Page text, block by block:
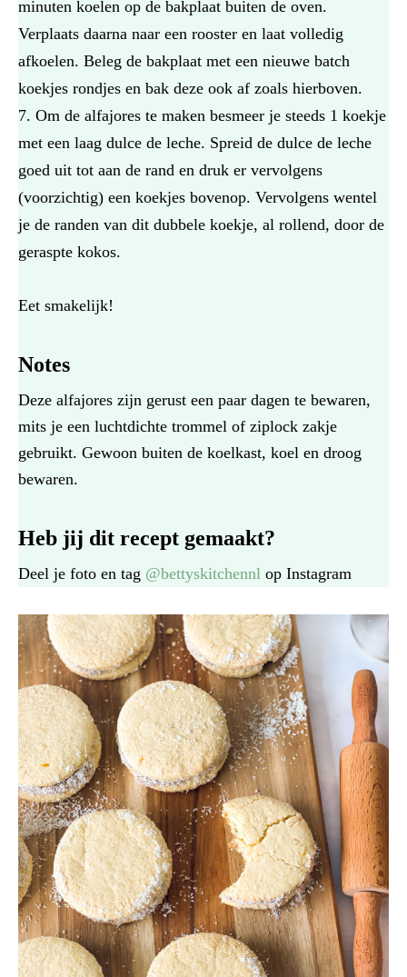
minuten koelen op de bakplaat buiten de oven.
Verplaats daarna naar een rooster en laat volledig
afkoelen. Beleg de bakplaat met een nieuwe batch
koekjes rondjes en bak deze ook af zoals hierboven.
Om de alfajores te maken besmeer je steeds 1 koekje
met een laag dulce de leche. Spreid de dulce de leche
goed uit tot aan de rand en druk er vervolgens
(voorzichtig) een koekjes bovenop. Vervolgens wentel
je de randen van dit dubbele koekje, al rollend, door de
geraspte kokos.
Eet smakelijk!
Notes
Deze alfajores zijn gerust een paar dagen te bewaren,
mits je een luchtdichte trommel of ziplock zakje
gebruikt. Gewoon buiten de koelkast, koel en droog
bewaren.
Heb jij dit recept gemaakt?
Deel je foto en tag @bettyskitchennl op Instagram